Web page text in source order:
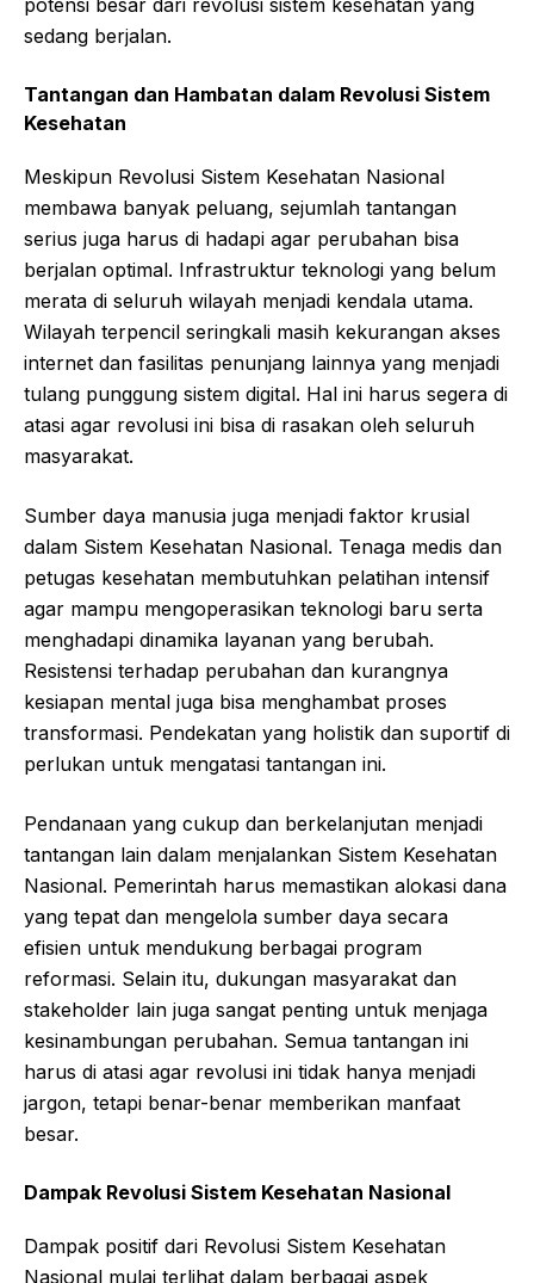
potensi besar dari revolusi sistem kesehatan yang
sedang berjalan.
Tantangan dan Hambatan dalam Revolusi Sistem
Kesehatan
Meskipun Revolusi Sistem Kesehatan Nasional
membawa banyak peluang, sejumlah tantangan
serius juga harus di hadapi agar perubahan bisa
berjalan optimal. Infrastruktur teknologi yang belum
merata di seluruh wilayah menjadi kendala utama.
Wilayah terpencil seringkali masih kekurangan akses
internet dan fasilitas penunjang lainnya yang menjadi
tulang punggung sistem digital. Hal ini harus segera di
atasi agar revolusi ini bisa di rasakan oleh seluruh
masyarakat.
Sumber daya manusia juga menjadi faktor krusial
dalam Sistem Kesehatan Nasional. Tenaga medis dan
petugas kesehatan membutuhkan pelatihan intensif
agar mampu mengoperasikan teknologi baru serta
menghadapi dinamika layanan yang berubah.
Resistensi terhadap perubahan dan kurangnya
kesiapan mental juga bisa menghambat proses
transformasi. Pendekatan yang holistik dan suportif di
perlukan untuk mengatasi tantangan ini.
Pendanaan yang cukup dan berkelanjutan menjadi
tantangan lain dalam menjalankan Sistem Kesehatan
Nasional. Pemerintah harus memastikan alokasi dana
yang tepat dan mengelola sumber daya secara
efisien untuk mendukung berbagai program
reformasi. Selain itu, dukungan masyarakat dan
stakeholder lain juga sangat penting untuk menjaga
kesinambungan perubahan. Semua tantangan ini
harus di atasi agar revolusi ini tidak hanya menjadi
jargon, tetapi benar-benar memberikan manfaat
besar.
Dampak Revolusi Sistem Kesehatan Nasional
Dampak positif dari Revolusi Sistem Kesehatan
Nasional mulai terlihat dalam berbagai aspek